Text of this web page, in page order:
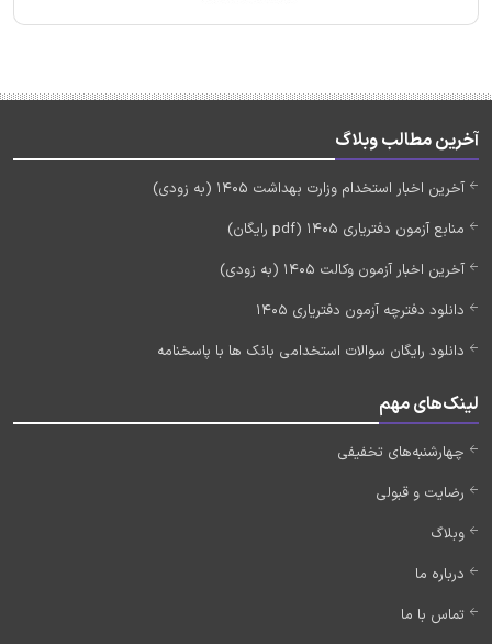
آخرین مطالب وبلاگ
آخرین اخبار استخدام وزارت بهداشت 1405 (به زودی)
منابع آزمون دفتریاری 1405 (pdf رایگان)
آخرین اخبار آزمون وکالت 1405 (به زودی)
دانلود دفترچه آزمون دفتریاری 1405
دانلود رایگان سوالات استخدامی بانک ها با پاسخنامه
لینک‌های مهم
چهارشنبه‌های تخفیفی
رضایت و قبولی
وبلاگ
درباره ما
تماس با ما